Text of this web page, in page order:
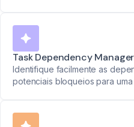
Task Dependency
Identifique facilmente as
potenciais bloqueios para